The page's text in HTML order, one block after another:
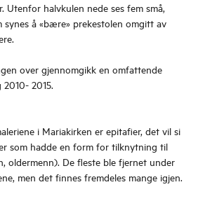
Utenfor halvkulen nede ses fem små,
synes å «bære» prekestolen omgitt av
over gjennomgikk en omfattende
2015.
i Mariakirken er epitafier, det vil si
som hadde en form for tilknytning til
oldermenn). De fleste ble fjernet under
men det finnes fremdeles mange igjen.